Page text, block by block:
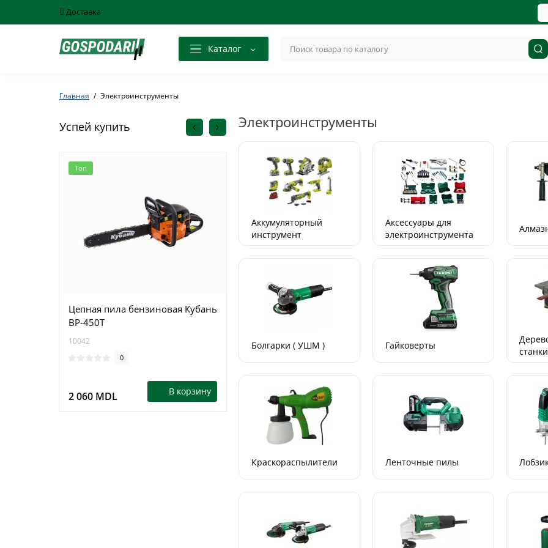
Доставка
Каталог
Главная Электроинструменты
Успей купить
Топ
Цепная пила бензиновая Кубань
BP-450T
10042
0
2 060 MDL В корзину
Цепная пила бензиновая
15411
1 799 MDL
Топ
Аккумуляторная цепная
Kraissmann 18 B
1 199 MDL В
Электроинструменты
Аккумуляторный
инструмент
Аксессуары для
электроинструмента
Болгарки ( УШМ ) Гайковерты
станки
Краскораспылители Ленточные пилы